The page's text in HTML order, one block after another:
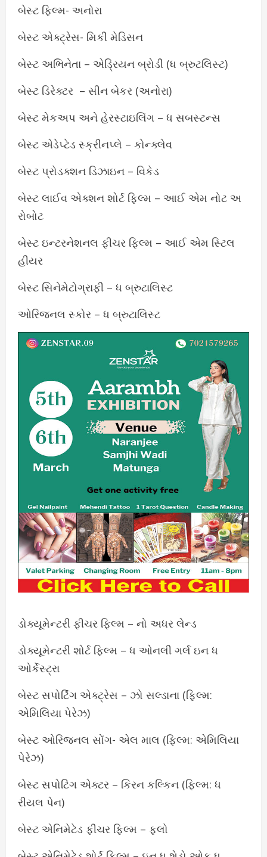
બેસ્ટ ફિલ્મ- અનોરા
બેસ્ટ એક્ટ્રેસ- મિકી મેડિસન
બેસ્ટ અભિનેતા – એડ્રિયન બ્રોડી (ધ બ્રુટલિસ્ટ)
બેસ્ટ ડિરેક્ટર – સીન બેકર (અનોરા)
બેસ્ટ મેકઅપ અને હેરસ્ટાઇલિંગ – ધ સબસ્ટન્સ
બેસ્ટ એડેપ્ટેડ સ્ક્રીનપ્લે – કોન્ક્લેવ
બેસ્ટ પ્રોડક્શન ડિઝાઇન – વિકેડ
બેસ્ટ લાઈવ એક્શન શોર્ટ ફિલ્મ – આઈ એમ નોટ અ
રોબોટ
બેસ્ટ ઇન્ટરનેશનલ ફીચર ફિલ્મ – આઈ એમ સ્ટિલ
હીયર
બેસ્ટ સિનેમેટોગ્રાફી – ધ બ્રુટાલિસ્ટ
ઓરિજનલ સ્કોર – ધ બ્રુટાલિસ્ટ
ડોક્યૂમેન્ટરી ફીચર ફિલ્મ – નો અધર લેન્ડ
ડોક્યૂમેન્ટરી શોર્ટ ફિલ્મ – ધ ઓનલી ગર્લ ઇન ધ
ઓર્કેસ્ટ્રા
બેસ્ટ સપોર્ટિંગ એક્ટ્રેસ – ઝો સલ્ડાના (ફિલ્મ:
એમિલિયા પેરેઝ)
બેસ્ટ ઓરિજનલ સોંગ- એલ માલ (ફિલ્મ: એમિલિયા
પેરેઝ)
બેસ્ટ સપોટિંગ એક્ટર – કિરન કલ્કિન (ફિલ્મ: ધ
રીયલ પેન)
બેસ્ટ એનિમેટેડ ફીચર ફિલ્મ – ફ્લો